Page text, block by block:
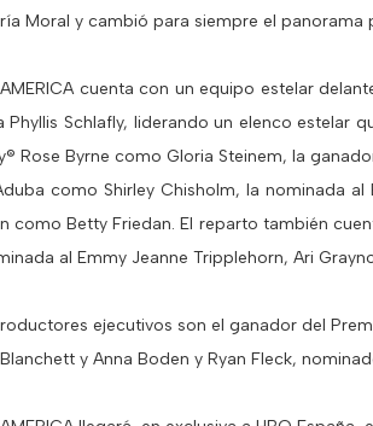
Moral y cambió para siempre el panorama
AMERICA cuenta con un equipo estelar
Phyllis Schlafly, liderando un elenco estelar
Rose Byrne como Gloria Steinem, la
como Shirley Chisholm, la nominada
como Betty Friedan. El reparto también
al Emmy Jeanne Tripplehorn, Ari
ejecutivos son el ganador del
y Anna Boden y Ryan Fleck,